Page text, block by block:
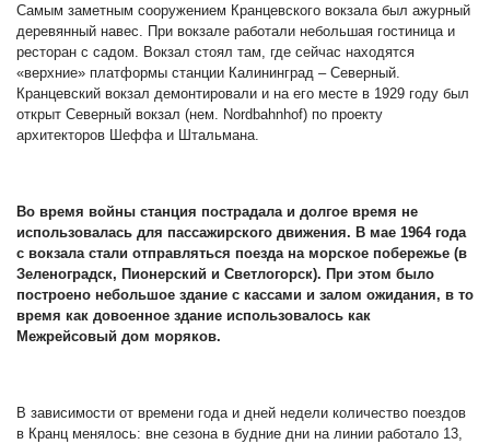
Самым заметным сооружением Кранцевского вокзала был ажурный
деревянный навес. При вокзале работали небольшая гостиница и
ресторан с садом. Вокзал стоял там, где сейчас находятся
«верхние» платформы станции Калининград – Северный.
Кранцевский вокзал демонтировали и на его месте в 1929 году был
открыт Северный вокзал (нем. Nordbahnhof) по проекту
архитекторов Шеффа и Штальмана.
Во время войны станция пострадала и долгое время не
использовалась для пассажирского движения. В мае 1964 года
с вокзала стали отправляться поезда на морское побережье (в
Зеленоградск, Пионерский и Светлогорск). При этом было
построено небольшое здание с кассами и залом ожидания, в то
время как довоенное здание использовалось как
Межрейсовый дом моряков.
В зависимости от времени года и дней недели количество поездов
в Кранц менялось: вне сезона в будние дни на линии работало 13,